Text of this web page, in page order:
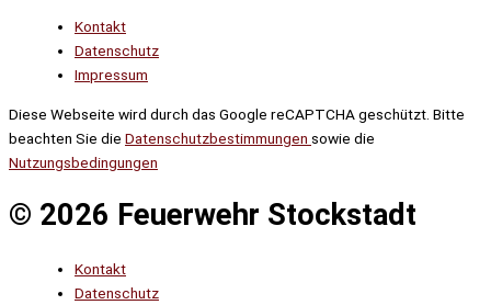
Kontakt
Datenschutz
Impressum
Diese Webseite wird durch das Google reCAPTCHA geschützt. Bitte
beachten Sie die Datenschutzbestimmungen sowie die
Nutzungsbedingungen
© 2026 Feuerwehr Stockstadt
Kontakt
Datenschutz